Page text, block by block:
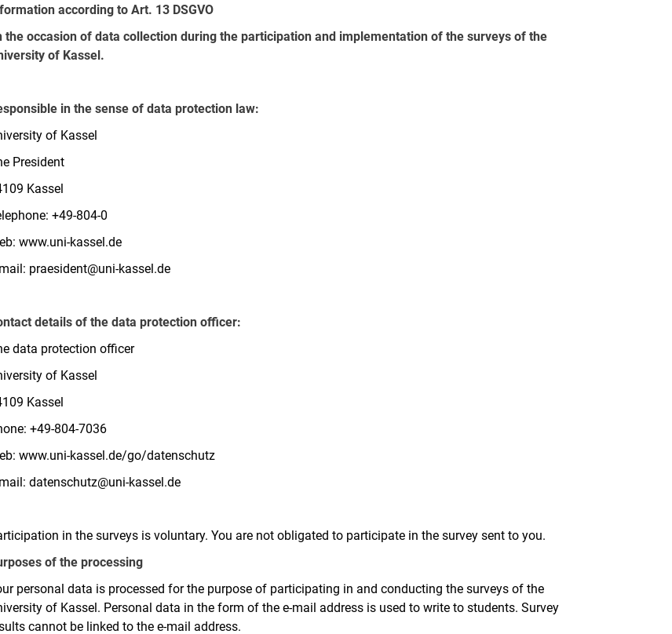
according to Art. 13 DSGVO
the occasion of data collection during the participation and implementation of the surveys of the
of Kassel.
in the sense of data protection law:
of Kassel
President
Kassel
+49-804-0
www.uni-kassel.de
praesident@uni-kassel.de
details of the data protection officer:
data protection officer
of Kassel
Kassel
+49-804-7036
www.uni-kassel.de/go/datenschutz
datenschutz@uni-kassel.de
in the surveys is voluntary. You are not obligated to participate in the survey sent to you.
of the processing
personal data is processed for the purpose of participating in and conducting the surveys of the
of Kassel. Personal data in the form of the e-mail address is used to write to students. Survey
cannot be linked to the e-mail address.